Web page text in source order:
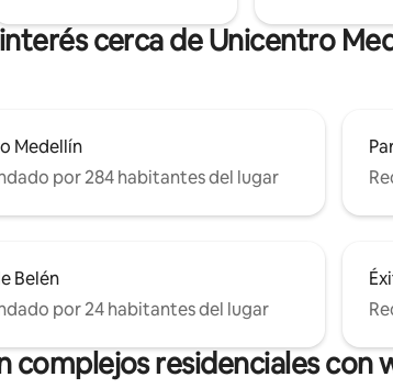
cerca de Unicentro
Medellín
por 284 habitantes del lugar
Belén
por 24 habitantes del lugar
complejos residenciales con